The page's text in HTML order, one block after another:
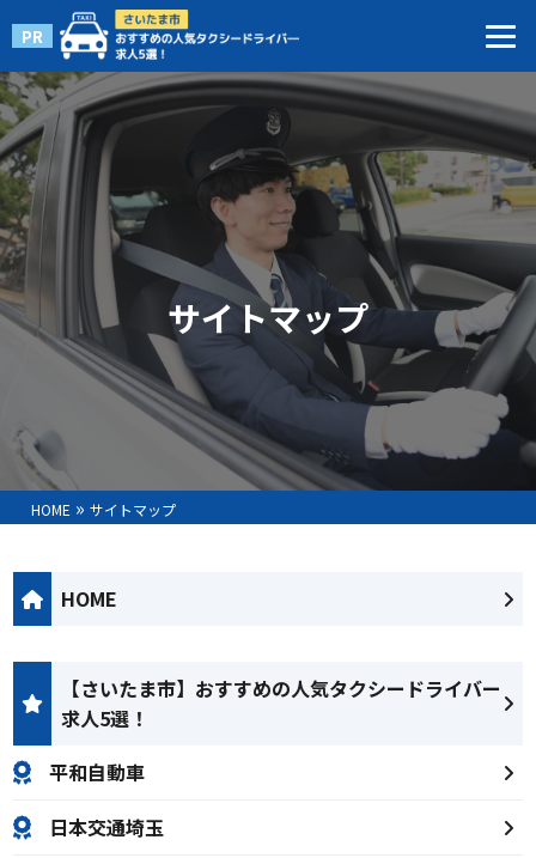
PR
サイトマップ
HOME »サイトマップ
HOME
【さいたま市】おすすめの人気タクシードライバー
求人5選！
平和自動車
日本交通埼玉